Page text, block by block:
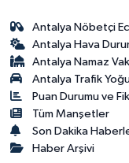
Antalya Nöbetçi
Antalya Hava
Antalya Namaz
Antalya Trafik
Puan Durumu ve
Tüm Manşetler
Son Dakika
Haber Arşivi